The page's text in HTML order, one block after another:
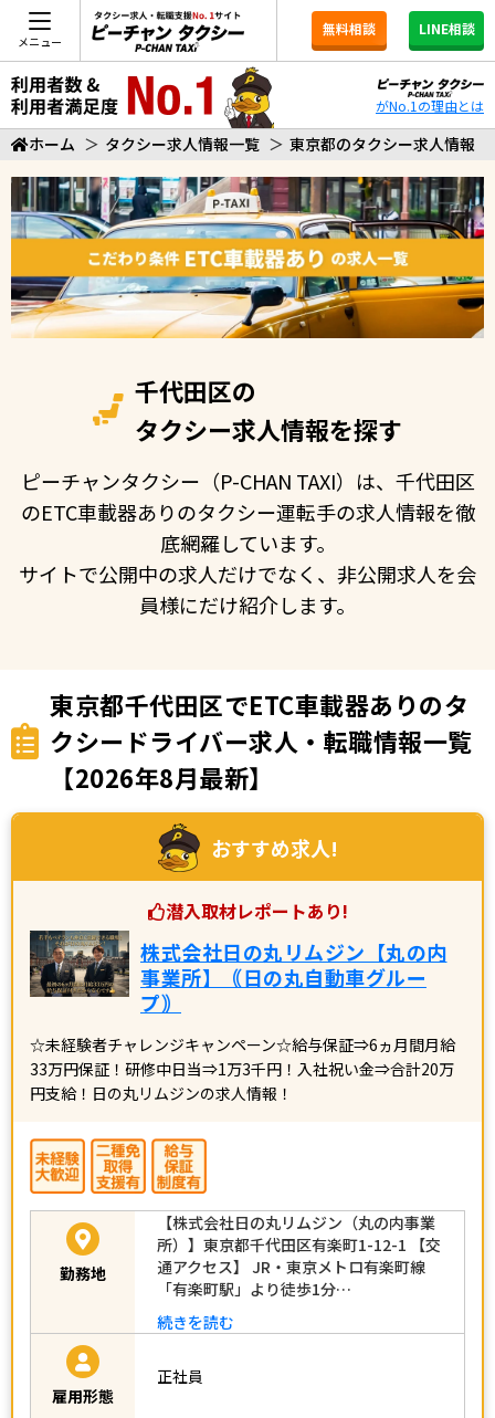
メニュー
無料相談 LINE相談
がNo.1の理由とは
ホーム ＞ タクシー求人情報一覧 ＞ 東京都のタクシー求人情報
千代田区の
タクシー求人情報を探す
ピーチャンタクシー（P-CHAN TAXI）は、千代田区
のETC車載器ありのタクシー運転手の求人情報を徹
底網羅しています。
サイトで公開中の求人だけでなく、非公開求人を会
員様にだけ紹介します。
東京都千代田区でETC車載器ありのタ
クシードライバー求人・転職情報一覧
【2026年8月最新】
おすすめ求人!
潜入取材レポートあり!
株式会社日の丸リムジン【丸の内
事業所】｟日の丸自動車グルー
プ｠
☆未経験者チャレンジキャンペーン☆給与保証⇒6ヵ月間月給
33万円保証！研修中日当⇒1万3千円！入社祝い金⇒合計20万
円支給！日の丸リムジンの求人情報！
勤務地
【株式会社日の丸リムジン（丸の内事業
所）】東京都千代田区有楽町1-12-1 【交
通アクセス】 JR・東京メトロ有楽町線
「有楽町駅」より徒歩1分…
続きを読む
雇用形態
正社員